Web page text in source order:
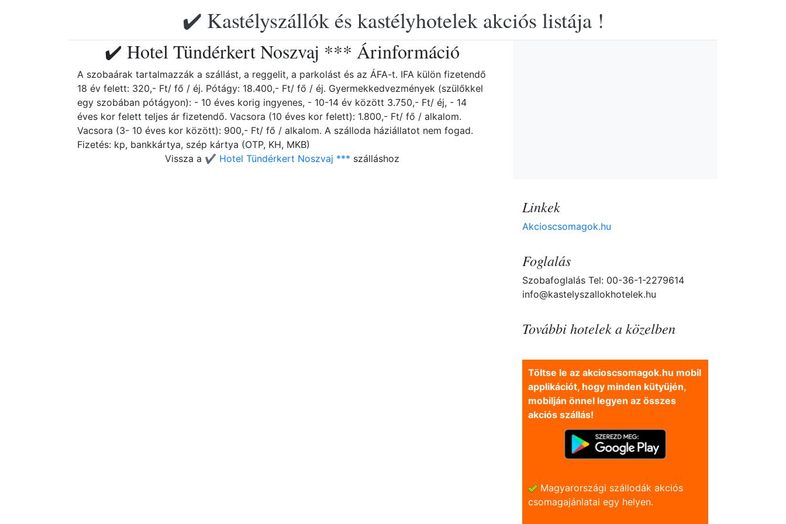
✔️ Kastélyszállók és kastélyhotelek akciós listája !
✔️ Hotel Tündérkert Noszvaj *** Árinformáció
A szobaárak tartalmazzák a szállást, a reggelit, a parkolást és az ÁFA-t. IFA külön fizetendő
18 év felett: 320,- Ft/ fő / éj. Pótágy: 18.400,- Ft/ fő / éj. Gyermekkedvezmények (szülőkkel
egy szobában pótágyon): - 10 éves korig ingyenes, - 10-14 év között 3.750,- Ft/ éj, - 14
éves kor felett teljes ár fizetendő. Vacsora (10 éves kor felett): 1.800,- Ft/ fő / alkalom.
Vacsora (3- 10 éves kor között): 900,- Ft/ fő / alkalom. A szálloda háziállatot nem fogad.
Fizetés: kp, bankkártya, szép kártya (OTP, KH, MKB)
Vissza a ✔️ Hotel Tündérkert Noszvaj *** szálláshoz
Linkek
Akcioscsomagok.hu
Foglalás
Szobafoglalás Tel: 00-36-1-2279614
info@kastelyszallokhotelek.hu
További hotelek a közelben
Töltse le az akcioscsomagok.hu mobil
applikációt, hogy minden kütyüjén,
mobilján önnel legyen az összes
akciós szállás!
Magyarországi szállodák akciós
csomagajánlatai egy helyen.